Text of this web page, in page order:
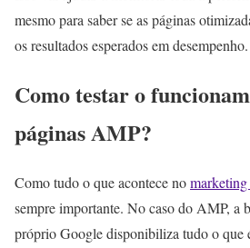
mesmo para saber se as páginas
os resultados esperados em desempenho.
Como testar o
páginas AMP?
Como tudo o que acontece no
sempre importante. No caso do AMP, a
próprio Google disponibiliza tudo o que